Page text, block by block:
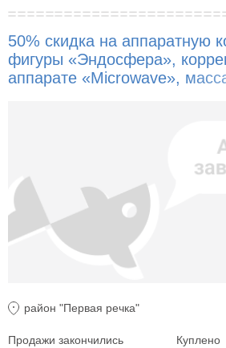
50% скидка на аппаратную
фигуры «Эндосфера»,
аппарате «Microwave»,
район "Первая речка"
Продажи закончились
Куплено